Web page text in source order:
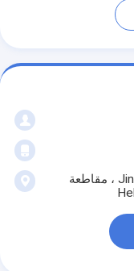
الغرفة 1701-1708 ، المبنى 2 ، مركز Jinggui ، مقاطعة